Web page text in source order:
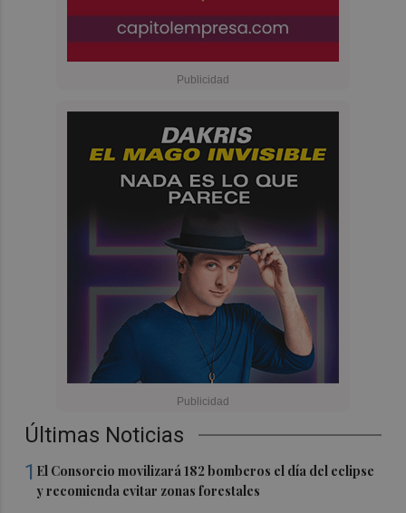
Últimas Noticias
1 El Consorcio movilizará 182 bomberos el día del eclipse
y recomienda evitar zonas forestales